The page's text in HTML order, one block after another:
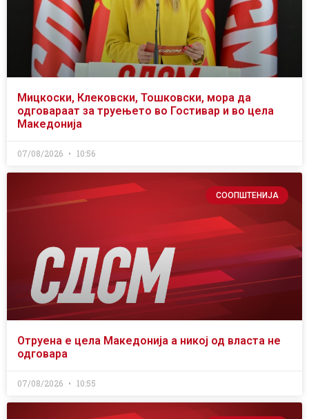
Мицкоски, Клековски, Тошковски, мора да
одговараат за труењето во Гостивар и во цела
Македонија
07/08/2026 10:56
СООПШТЕНИЈА
Отруена е цела Македонија а никој од власта не
одговара
07/08/2026 10:55